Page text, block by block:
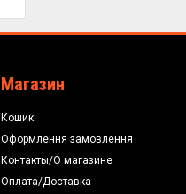
Магазин
Кошик
Оформлення замовлення
Контакты/О магазине
Оплата/Доставка